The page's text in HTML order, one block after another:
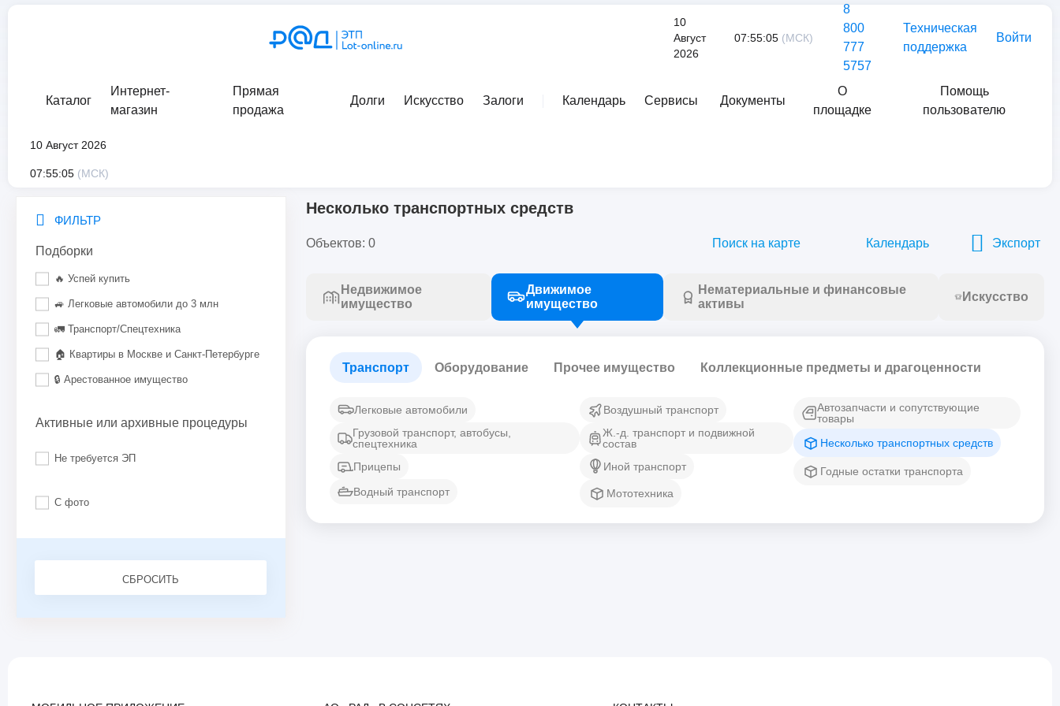
10
Август
2026
07:55:05 (МСК)
8
800
777
5757
Техническая
поддержка
Войти
Каталог
Интернет-
магазин
Прямая
продажа
Долги Искусство Залоги Календарь Сервисы Документы
О
площадке
Помощь
пользователю
10 Август 2026
07:55:05 (МСК)
ФИЛЬТР
Подборки
🔥 Успей купить
🚙 Легковые автомобили до 3 млн
🚛 Транспорт/Спецтехника
🏠 Квартиры в Москве и Санкт-Петербурге
🔒 Арестованное имущество
Активные или архивные процедуры
Не требуется ЭП
С фото
СБРОСИТЬ
Несколько транспортных средств
Объектов: 0 Поиск на карте Календарь Экспорт
Недвижимое
имущество
Движимое
имущество
Нематериальные и финансовые
активы
Искусство
Транспорт Оборудование Прочее имущество Коллекционные предметы и драгоценности
Легковые автомобили
Грузовой транспорт, автобусы,
спецтехника
Прицепы
Водный транспорт
Воздушный транспорт
Ж.-д. транспорт и подвижной
состав
Иной транспорт
Мототехника
Автозапчасти и сопутствующие
товары
Несколько транспортных средств
Годные остатки транспорта